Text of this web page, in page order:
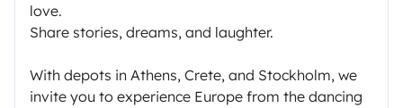
love.
Share stories, dreams, and laughter.
With depots in Athens, Crete, and Stockholm, we
invite you to experience Europe from the dancing